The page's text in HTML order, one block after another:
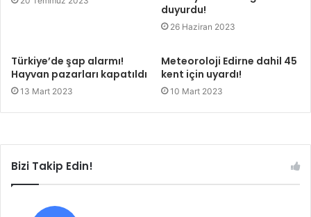
duyurdu!
26 Haziran 2023
Türkiye’de şap alarmı!
Hayvan pazarları kapatıldı
13 Mart 2023
Meteoroloji Edirne dahil 45
kent için uyardı!
10 Mart 2023
Bizi Takip Edin!